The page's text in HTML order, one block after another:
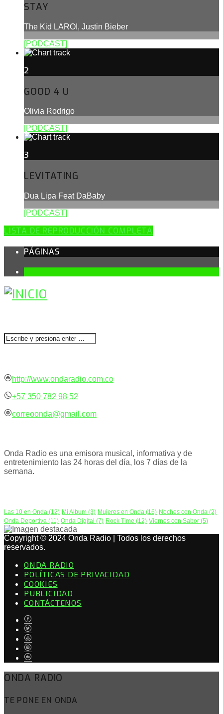
STAY
The Kid LAROI, Justin Bieber
[PODCAST]
2
GOOD 4 U
Olivia Rodrigo
[PODCAST]
3
LEVITATING
Dua Lipa Feat DaBaby
[PODCAST]
LISTA DE REPRODUCCIÓN COMPLETA
PÁGINAS
http://www.ondaradio.com.co
+57 350 782 98 52
correoonda@gmail.com
Onda Radio es una emisora musical, informativa y de
entretenimiento las 24 horas del día, los 7 días de la
semana.
Las 10 en Onda (12) Mi Album (3) Mujeres en Onda (16) Noches con Onda (2)
Onda Deportiva (11) Onda Digital (7) Rock Time (12) Viernes con Sabor (5)
Copyright © 2024 Onda Radio | Todos los derechos
reservados.
ONDA RADIO
POLÍTICAS DE PRIVACIDAD
COOKIES
PUBLICIDAD
CONTÁCTENOS
ONDA RADIO
TE PONE EN ONDA